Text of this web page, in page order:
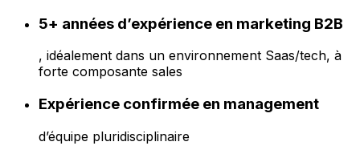
5+ années d’expérience en marketing B2B
, idéalement dans un environnement Saas/tech, à
forte composante sales
Expérience confirmée en management
d’équipe pluridisciplinaire